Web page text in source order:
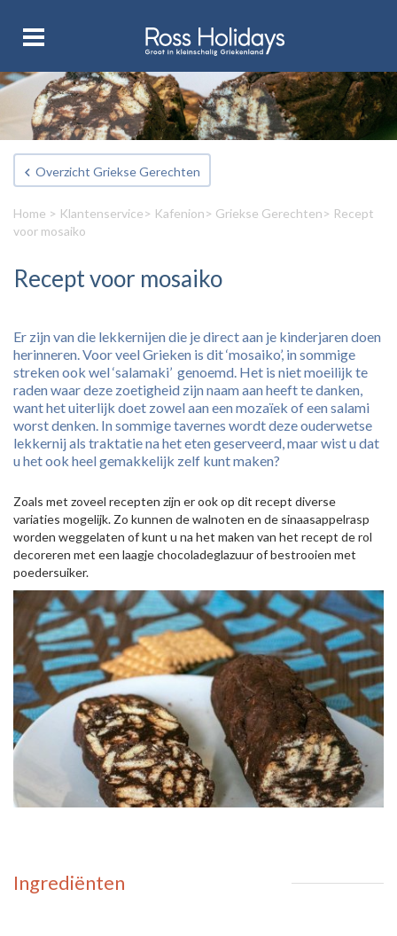
Overzicht Griekse Gerechten
Home > Klantenservice> Kafenion> Griekse Gerechten> Recept
voor mosaiko
Recept voor mosaiko
Er zijn van die lekkernijen die je direct aan je kinderjaren doen
herinneren. Voor veel Grieken is dit ‘mosaiko’, in sommige
streken ook wel ‘salamaki’ genoemd. Het is niet moeilijk te
raden waar deze zoetigheid zijn naam aan heeft te danken,
want het uiterlijk doet zowel aan een mozaïek of een salami
worst denken. In sommige tavernes wordt deze ouderwetse
lekkernij als traktatie na het eten geserveerd, maar wist u dat
u het ook heel gemakkelijk zelf kunt maken?
Zoals met zoveel recepten zijn er ook op dit recept diverse
variaties mogelijk. Zo kunnen de walnoten en de sinaasappelrasp
worden weggelaten of kunt u na het maken van het recept de rol
decoreren met een laagje chocoladeglazuur of bestrooien met
poedersuiker.
Ingrediënten